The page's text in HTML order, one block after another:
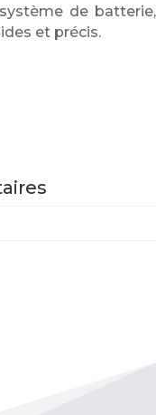
de batterie,
et précis.